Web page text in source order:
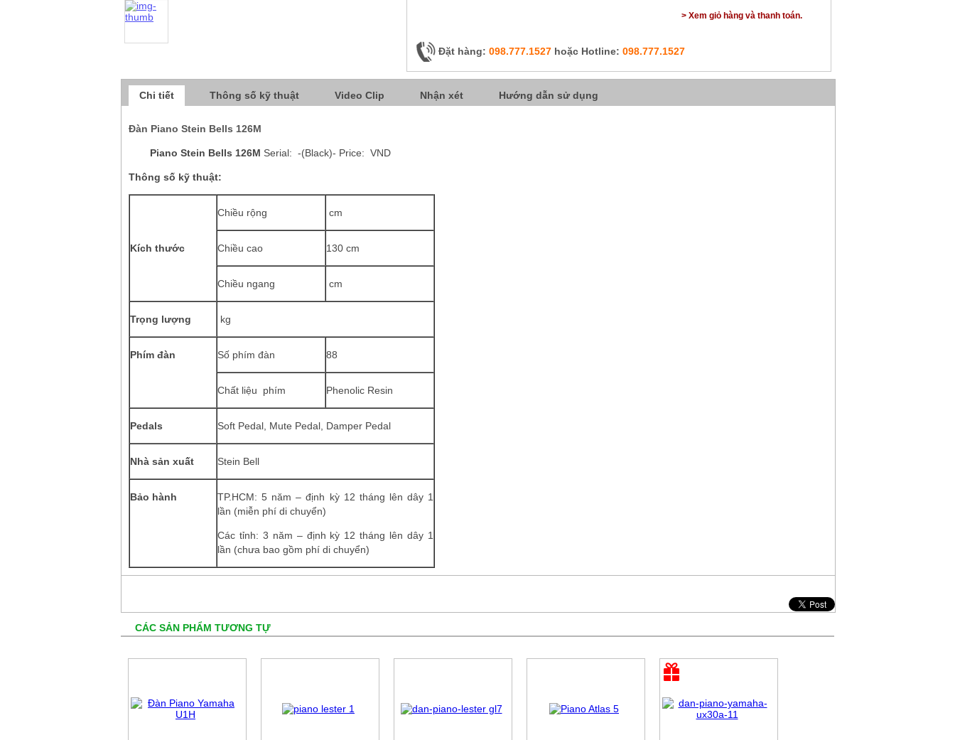
> Xem giỏ hàng và thanh toán.
Đặt hàng: 098.777.1527 hoặc Hotline: 098.777.1527
Chi tiết Thông số kỹ thuật Video Clip Nhận xét Hướng dẫn sử dụng
Đàn Piano Stein Bells 126M
Piano Stein Bells 126M Serial: -(Black)- Price: VND
Thông số kỹ thuật:
Kích thước
Chiều rộng cm
Chiều cao 130 cm
Chiều ngang cm
Trọng lượng kg
Phím đàn Số phím đàn 88
Chất liệu phím Phenolic Resin
Pedals Soft Pedal, Mute Pedal, Damper Pedal
Nhà sản xuất Stein Bell
Bảo hành
TP.HCM: 5 năm – định kỳ 12 tháng lên dây 1
lần (miễn phí di chuyển)
Các tỉnh: 3 năm – định kỳ 12 tháng lên dây 1
lần (chưa bao gồm phí di chuyển)
CÁC SẢN PHẨM TƯƠNG TỰ